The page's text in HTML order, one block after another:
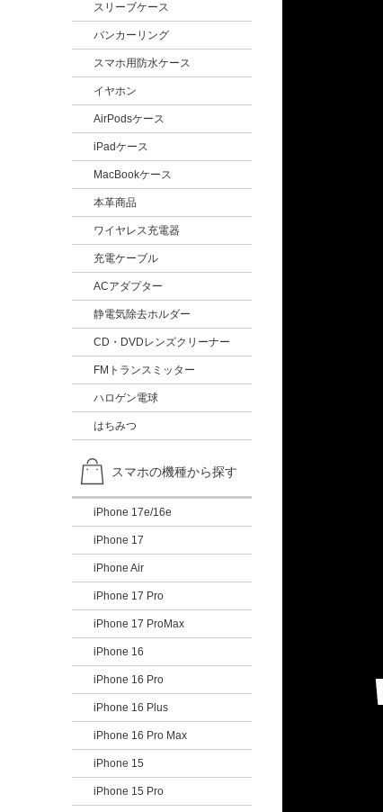
スリーブケース
バンカーリング
スマホ用防水ケース
イヤホン
AirPodsケース
iPadケース
MacBookケース
本革商品
ワイヤレス充電器
充電ケーブル
ACアダプター
静電気除去ホルダー
CD・DVDレンズクリーナー
FMトランスミッター
ハロゲン電球
はちみつ
スマホの機種から探す
iPhone 17e/16e
iPhone 17
iPhone Air
iPhone 17 Pro
iPhone 17 ProMax
iPhone 16
iPhone 16 Pro
iPhone 16 Plus
iPhone 16 Pro Max
iPhone 15
iPhone 15 Pro